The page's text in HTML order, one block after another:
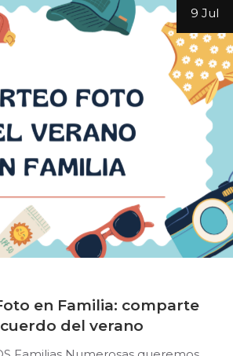
9 Jul
en Familia: comparte
del verano